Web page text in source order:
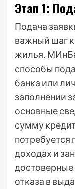
Этап 1:
Подача
важный шаг
жилья․
способы
банка или
заполнении
основные
сумму
доходах и
достоверные
отказа в